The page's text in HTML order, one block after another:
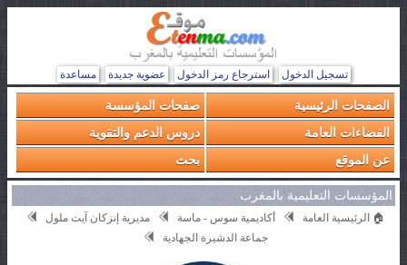
تسجيل الدخول استرجاع رمز الدخول عضوية جديدة مساعدة
الصفحات الرئيسية
صفحات المؤسسة
الفضاءات العامة
دروس الدعم والتقوية
عن الموقع
بحث
المؤسسات التعليمية بالمغرب
🏠 الرئيسية العامة أكاديمية سوس - ماسة
مديرية إنزكان آيت ملول
جماعة الدشيرة الجهادية